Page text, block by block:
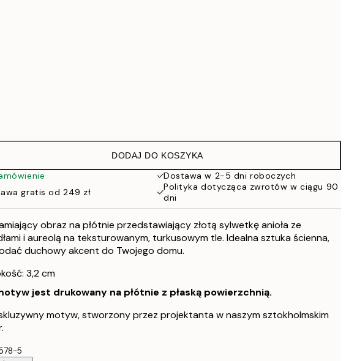
DODAJ DO KOSZYKA
Dostawa w 2-5 dni roboczych
gratis od 249 zł
Polityka dotycząca zwrotów w ciągu 90
dni
obraz na płótnie przedstawiający złotą sylwetkę anioła ze
i aureolą na teksturowanym, turkusowym tle. Idealna sztuka ścienna,
duchowy akcent do Twojego domu.
3,2 cm
jest drukowany na płótnie z płaską powierzchnią.
motyw, stworzony przez projektanta w naszym sztokholmskim
5